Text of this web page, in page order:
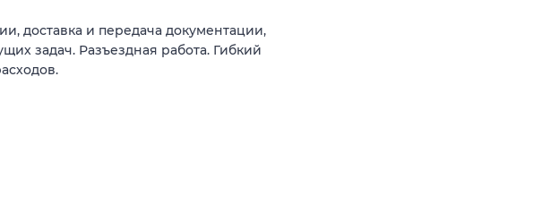
доставка и передача документации,
задач. Разъездная работа. Гибкий